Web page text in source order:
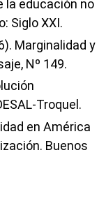
la educación no
Siglo XXI.
Marginalidad y
Nº 149.
Troquel.
en América
Buenos